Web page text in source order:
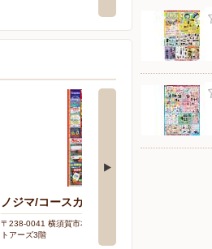
ノジマ/コースカベイサイド横須賀店
〒238-0041 横須賀市本町2-1-12コースカベイサイドス
トアーズ3階